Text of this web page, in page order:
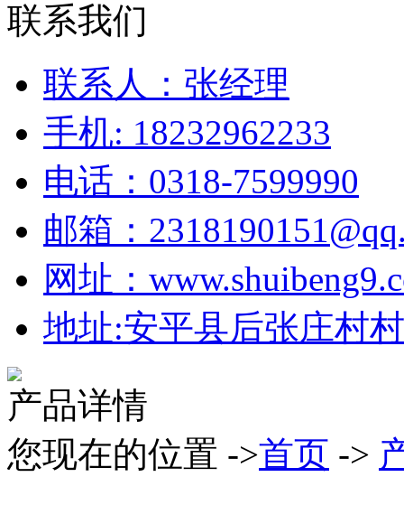
联系我们
联系人：张经理
手机: 18232962233
电话：0318-7599990
邮箱：
网址：
地址:安平县后张庄村
产品详情
您现在的位置 ->首页 ->